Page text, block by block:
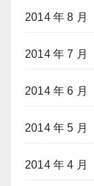
2014 年 8 月
2014 年 7 月
2014 年 6 月
2014 年 5 月
2014 年 4 月